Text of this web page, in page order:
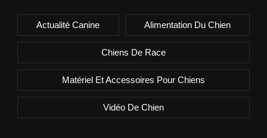
Actualité Canine Alimentation Du Chien
Chiens De Race
Matériel Et Accessoires Pour Chiens
Vidéo De Chien